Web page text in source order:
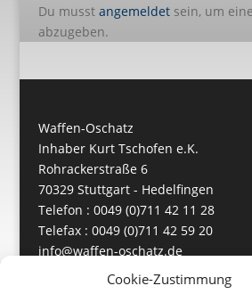
Cookie-Zustimmung
Du musst angemeldetsein, um
abzugeben.
Waffen-Oschatz
Inhaber Kurt Tschofen e.K.
Rohrackerstraße 6
70329 Stuttgart - Hedelfingen
Telefon : 0049 (0)711 42 11 28
Telefax : 0049 (0)711 42 59 20
info@waffen-oschatz.de
https://www.waffen-oschatz.de